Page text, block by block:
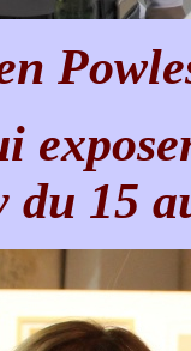
du 15